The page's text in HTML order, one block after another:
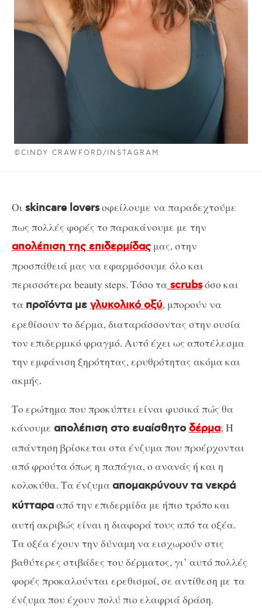
©CINDY CRAWFORD/INSTAGRAM
Οι skincare loversοφείλουμε να παραδεχτούμε
πως πολλές φορές το παρακάνουμε με την
απολέπιση της επιδερμίδας μας, στην
προσπάθειά μας να εφαρμόσουμε όλο και
περισσότερα beauty steps. Τόσο τα scrubsόσο και
τα προϊόντα με γλυκολικό οξύ, μπορούν να
ερεθίσουν το δέρμα, διαταράσσοντας στην ουσία
τον επιδερμικό φραγμό. Αυτό έχει ως αποτέλεσμα
την εμφάνιση ξηρότητας, ερυθρότητας ακόμα και
ακμής.
Το ερώτημα που προκύπτει είναι φυσικά πώς θα
κάνουμε απολέπιση στο ευαίσθητοδέρμα; Η
απάντηση βρίσκεται στα ένζυμα που προέρχονται
από φρούτα όπως η παπάγια, ο ανανάς ή και η
κολοκύθα. Τα ένζυμααπομακρύνουν τα νεκρά
κύτταρααπό την επιδερμίδα με ήπιο τρόπο και
αυτή ακριβώς είναι η διαφορά τους από τα οξέα.
Τα οξέα έχουν την δύναμη να εισχωρούν στις
βαθύτερες στιβάδες του δέρματος, γι’ αυτό πολλές
φορές προκαλούνται ερεθισμοί, σε αντίθεση με τα
ένζυμα που έχουν πολύ πιο ελαφριά δράση.